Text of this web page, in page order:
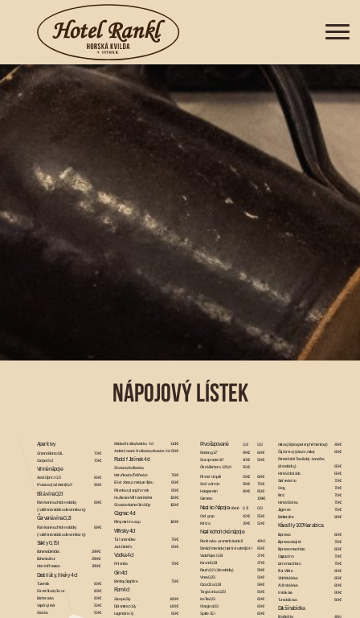
+420 388 435 044
NÁPOJOVÝ LÍSTEK